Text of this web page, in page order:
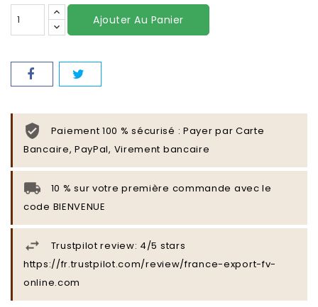
Ajouter Au Panier
Paiement 100 % sécurisé : Payer par Carte
Bancaire, PayPal, Virement bancaire
10 % sur votre première commande avec le
code BIENVENUE
Trustpilot review: 4/5 stars
https://fr.trustpilot.com/review/france-export-fv-
online.com